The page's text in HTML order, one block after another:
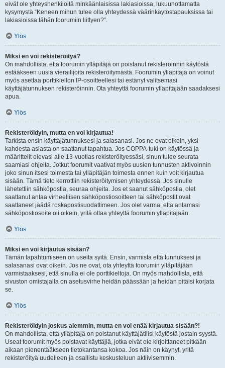
eivät ole yhteyshenkilöitä minkäänlaisissa lakiasioissa, lukuunottamatta
kysymystä “Keneen minun tulee olla yhteydessä väärinkäytöstapauksissa tai
lakiasioissa tähän foorumiin liittyen?”.
Ylös
Miksi en voi rekisteröityä?
On mahdollista, että foorumin ylläpitäjä on poistanut rekisteröinnin käytöstä
estääkseen uusia vierailijoita rekisteröitymästä. Foorumin ylläpitäjä on voinut
myös asettaa porttikiellon IP-osoitteellesi tai estänyt valitsemasi
käyttäjätunnuksen rekisteröinnin. Ota yhteyttä foorumin ylläpitäjään saadaksesi
apua.
Ylös
Rekisteröidyin, mutta en voi kirjautua!
Tarkista ensin käyttäjätunnuksesi ja salasanasi. Jos ne ovat oikein, yksi
kahdesta asiasta on saattanut tapahtua. Jos COPPA-tuki on käytössä ja
määrittelit olevasi alle 13-vuotias rekisteröityessäsi, sinun tulee seurata
saamiasi ohjeita. Jotkut foorumit vaativat myös uusien tunnusten aktivoinnin
joko sinun itsesi toimesta tai ylläpitäjän toimesta ennen kuin voit kirjautua
sisään. Tämä tieto kerrottiin rekisteröitymisen yhteydessä. Jos sinulle
lähetettiin sähköpostia, seuraa ohjeita. Jos et saanut sähköpostia, olet
saattanut antaa virheellisen sähköpostiosoitteen tai sähköpostit ovat
saattaneet jäädä roskapostisuodattimeen. Jos olet varma, että antamasi
sähköpostiosoite oli oikein, yritä ottaa yhteyttä foorumin ylläpitäjään.
Ylös
Miksi en voi kirjautua sisään?
Tämän tapahtumiseen on useita syitä. Ensin, varmista että tunnuksesi ja
salasanasi ovat oikein. Jos ne ovat, ota yhteyttä foorumin ylläpitäjään
varmistaaksesi, että sinulla ei ole porttikieltoja. On myös mahdollista, että
sivuston omistajalla on asetusvirhe heidän päässään ja heidän pitäisi korjata
se.
Ylös
Rekisteröidyin joskus aiemmin, mutta en voi enää kirjautua sisään?!
On mahdollista, että ylläpitäjä on poistanut käyttäjätilisi käytöstä jostain syystä.
Useat foorumit myös poistavat käyttäjiä, jotka eivät ole kirjoittaneet pitkään
aikaan pienentääkseen tietokantansa kokoa. Jos näin on käynyt, yritä
rekisteröityä uudelleen ja osallistu keskusteluun aktiivisemmin.